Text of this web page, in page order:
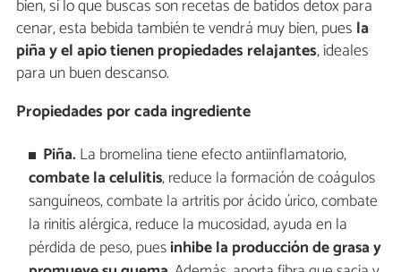
bien, si lo que buscas son recetas de batidos detox para
cenar, esta bebida también te vendrá muy bien, pues la
piña y el apio tienen propiedades relajantes, ideales
para un buen descanso.
Propiedades por cada ingrediente
Piña. La bromelina tiene efecto antiinflamatorio,
combate la celulitis, reduce la formación de coágulos
sanguíneos, combate la artritis por ácido úrico, combate
la rinitis alérgica, reduce la mucosidad, ayuda en la
pérdida de peso, puesinhibe la producción de grasa y